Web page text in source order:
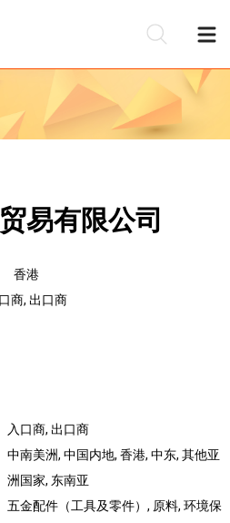
易有限公司
香港
商, 出口商
入口商, 出口商
中南美洲, 中国内地, 香港, 中东, 其他亚
洲国家, 东南亚
五金配件（工具及零件）, 原料, 环境保